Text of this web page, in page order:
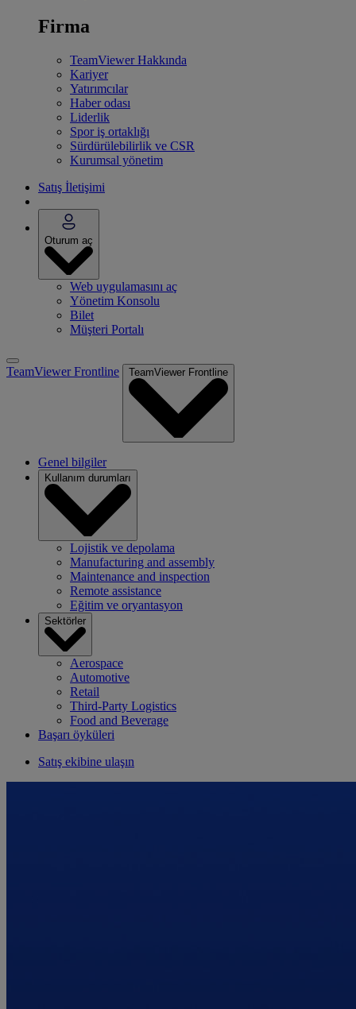
Firma
TeamViewer Hakkında
Kariyer
Yatırımcılar
Haber odası
Liderlik
Spor iş ortaklığı
Sürdürülebilirlik ve CSR
Kurumsal yönetim
Satış İletişimi
Oturum aç
Web uygulamasını aç
Yönetim Konsolu
Bilet
Müşteri Portalı
TeamViewer Frontline TeamViewer Frontline
Genel bilgiler
Kullanım durumları
Lojistik ve depolama
Manufacturing and assembly
Maintenance and inspection
Remote assistance
Eğitim ve oryantasyon
Sektörler
Aerospace
Automotive
Retail
Third-Party Logistics
Food and Beverage
Başarı öyküleri
Satış ekibine ulaşın